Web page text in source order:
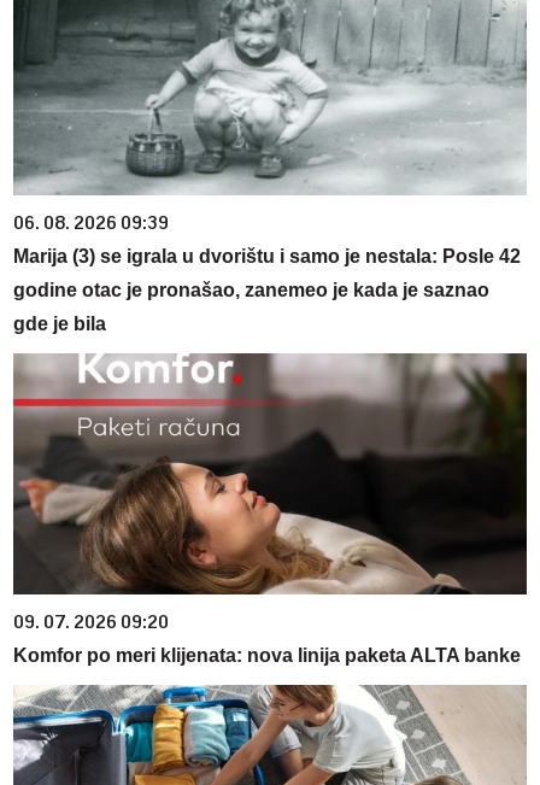
06. 08. 2026 09:39
Marija (3) se igrala u dvorištu i samo je nestala: Posle 42
godine otac je pronašao, zanemeo je kada je saznao
gde je bila
09. 07. 2026 09:20
Komfor po meri klijenata: nova linija paketa ALTA banke